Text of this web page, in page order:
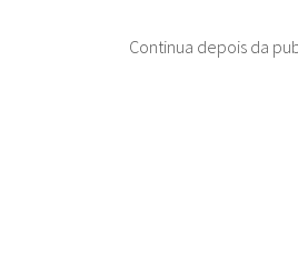
Continua depois da